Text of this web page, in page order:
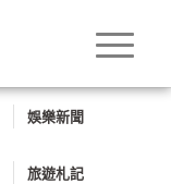
娛樂新聞
旅遊札記